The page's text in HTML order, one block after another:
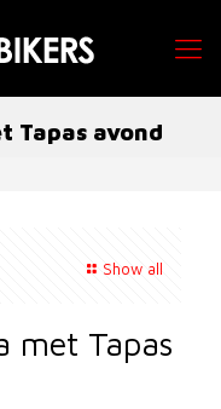
Tapas avond
Show all
met Tapas